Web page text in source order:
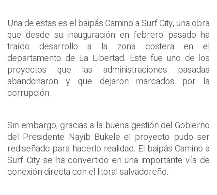
Una de estas es el baipás Camino a Surf City, una obra
que desde su inauguración en febrero pasado ha
traído desarrollo a la zona costera en el
departamento de La Libertad. Este fue uno de los
proyectos que las administraciones pasadas
abandonaron y que dejaron marcados por la
corrupción.
Sin embargo, gracias a la buena gestión del Gobierno
del Presidente Nayib Bukele el proyecto pudo ser
rediseñado para hacerlo realidad. El baipás Camino a
Surf City se ha convertido en una importante vía de
conexión directa con el litoral salvadoreño.